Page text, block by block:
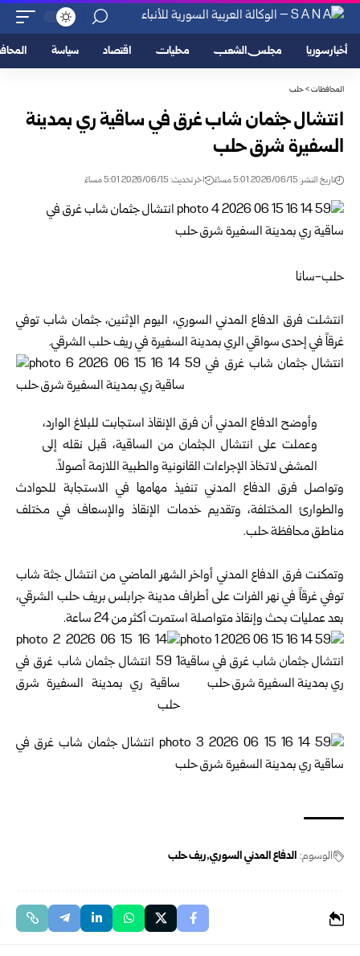
أخبار سوريا مجلس الشعب محليات اقتصاد سياسة
المحافظات>حلب
انتشال جثمان شاب غرق في ساقية ري بمدينة
السفيرة شرق حلب
تاريخ النشر: 2026/06/15 5:01 مساءً اخر تحديث: 2026/06/15 5:01 مساءً
حلب-سانا
انتشلت فرق الدفاع المدني السوري، اليوم الإثنين، جثمان شاب توفي
غرقاً في إحدى سواقي الري بمدينة السفيرة في ريفحلبالشرقي.
وأوضح الدفاع المدني أن فرق الإنقاذ استجابت للبلاغ الوارد،
وعملت على انتشال الجثمان من الساقية، قبل نقله إلى
المشفى لاتخاذ الإجراءات القانونية والطبية اللازمة أصولاً.
وتواصل فرق الدفاع المدني تنفيذ مهامها في الاستجابة للحوادث
والطوارئ المختلفة، وتقديم خدمات الإنقاذ والإسعاف في مختلف
مناطق محافظة حلب.
وتمكنت فرق الدفاع المدني أواخر الشهر الماضي من انتشال جثة شاب
توفي غرقاً في نهر الفرات على أطراف مدينة جرابلس بريف حلب الشرقي،
بعد عمليات بحث وإنقاذ متواصلة استمرت أكثر من 24 ساعة.
الوسوم: الدفاع المدني السوري ريف حلب